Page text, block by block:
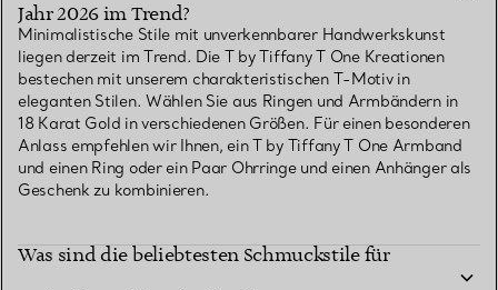
Jahr 2026 im Trend?
Minimalistische Stile mit unverkennbarer Handwerkskunst
liegen derzeit im Trend. Die T by Tiffany T One Kreationen
bestechen mit unserem charakteristischen T-Motiv in
eleganten Stilen. Wählen Sie aus Ringen und Armbändern in
18 Karat Gold in verschiedenen Größen. Für einen besonderen
Anlass empfehlen wir Ihnen, ein T by Tiffany T One Armband
und einen Ring oder ein Paar Ohrringe und einen Anhänger als
Geschenk zu kombinieren.
Was sind die beliebtesten Schmuckstile für